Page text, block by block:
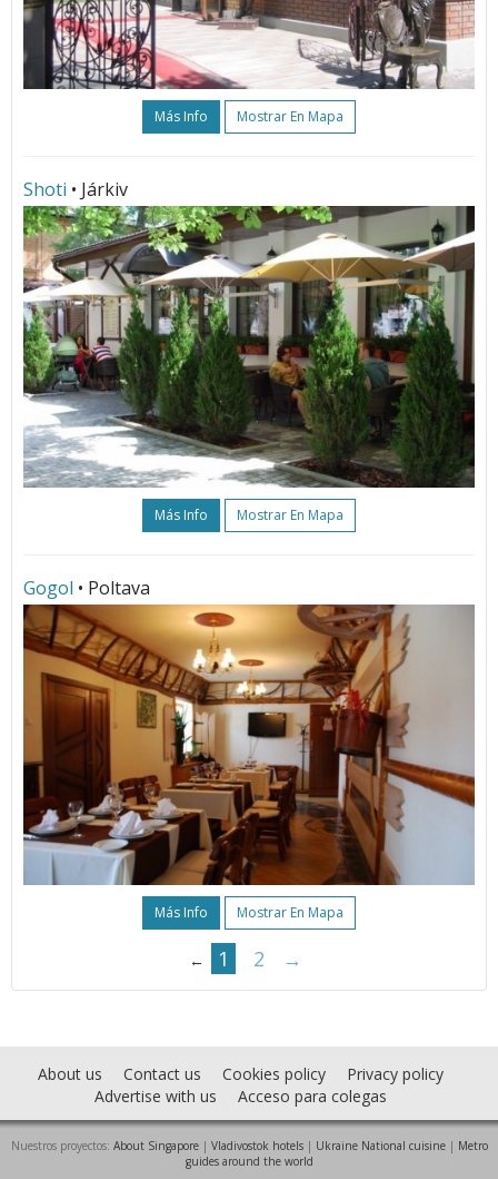
Más Info Mostrar En Mapa
Shoti • Járkiv
Más Info Mostrar En Mapa
Gogol • Poltava
Más Info Mostrar En Mapa
← 1 2 →
About us Contact us Cookies policy
Privacy policy
Advertise with us
Acceso para colegas
Nuestros proyectos: About Singapore| Vladivostok hotels| Ukraine National cuisine| Metro
guides around the world